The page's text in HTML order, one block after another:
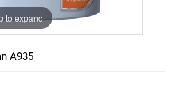
to expand
A935